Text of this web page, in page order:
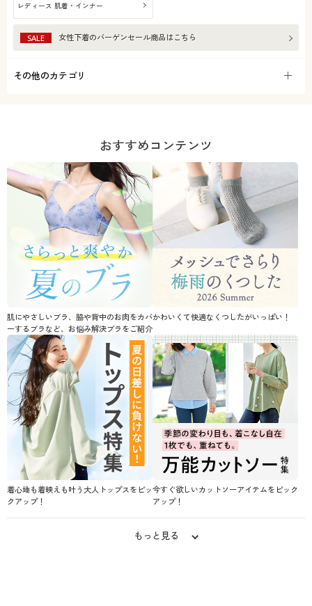
レディース 肌着・インナー
SALE 女性下着のバーゲンセール商品はこちら
その他のカテゴリ
おすすめコンテンツ
肌にやさしいブラ、脇や背中のお肉をカバ
ーするブラなど、お悩み解決ブラをご紹介
かわいくて快適なくつしたがいっぱい！
着心地も着映えも叶う大人トップスをピッ
クアップ！
今すぐ欲しいカットソーアイテムをピック
アップ！
もっと見る